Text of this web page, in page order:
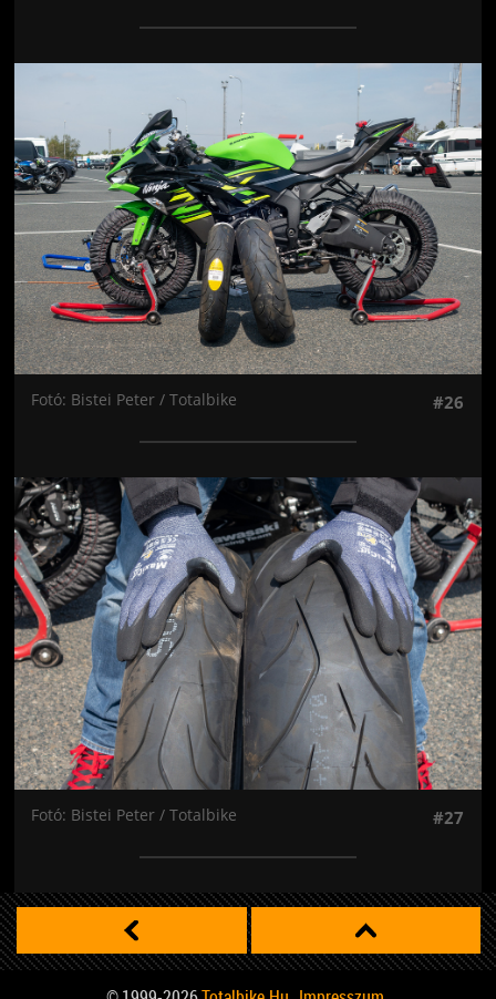
Jön még kép!
Fotó: Bistei Peter / Totalbike #26
Jön még kép!
Fotó: Bistei Peter / Totalbike #27